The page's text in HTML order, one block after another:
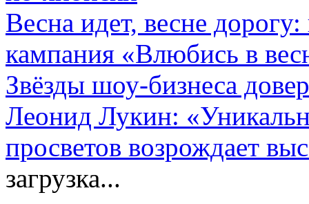
Весна идет, весне
кампания «Влюбись в
Звёзды шоу-бизнеса
Леонид Лукин:
просветов возрождает
загрузка...